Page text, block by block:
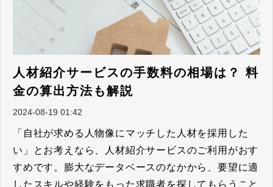
人材紹介サービスの手数料の相場は？ 料
金の算出方法も解説
2024-08-19 01:42
「自社が求める人物像にマッチした人材を採用した
い」とお考えなら、人材紹介サービスのご利用がおす
すめです。膨大なデータベースのなかから、要望に適
したスキルや経験をもった求職者を探してもらうこと